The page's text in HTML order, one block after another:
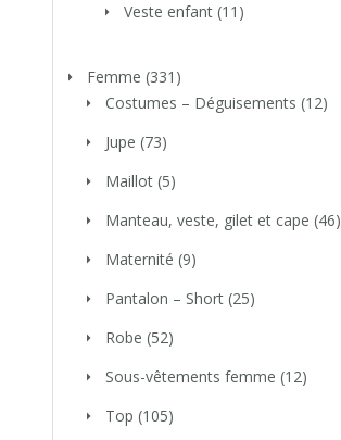
Veste enfant (11)
Femme (331)
Costumes – Déguisements (12)
Jupe (73)
Maillot (5)
Manteau, veste, gilet et cape (46)
Maternité (9)
Pantalon – Short (25)
Robe (52)
Sous-vêtements femme (12)
Top (105)